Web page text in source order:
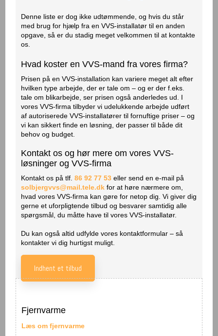
Denne liste er dog ikke udtømmende, og hvis du står
med brug for hjælp fra en VVS-installatør til en anden
opgave, så er du stadig meget velkommen til at kontakte
os.
Hvad koster en VVS-mand fra vores firma?
​Prisen på en VVS-installation kan variere meget alt efter
hvilken type arbejde, der er tale om – og er der f.eks.
tale om blikarbejde, ser prisen også anderledes ud. I
vores VVS-firma tilbyder vi udelukkende arbejde udført
af autoriserede VVS-installatører til fornuftige priser – og
vi kan sikkert finde en løsning, der passer til både dit
behov og budget.
Kontakt os og hør mere om vores VVS-
løsninger og VVS-firma
Kontakt os på tlf.86 92 77 53 eller send en e-mail på
solbjergvvs@mail.tele.dk for at høre nærmere om,
hvad vores VVS-firma kan gøre for netop dig. Vi giver dig
gerne et uforpligtende tilbud og besvarer samtidig alle
spørgsmål, du måtte have til vores VVS-installatør.
Du kan også altid udfylde vores kontaktformular – så
kontakter vi dig hurtigst muligt.
Indhent et tilbud
Fjernvarme
Læs om fjernvarme